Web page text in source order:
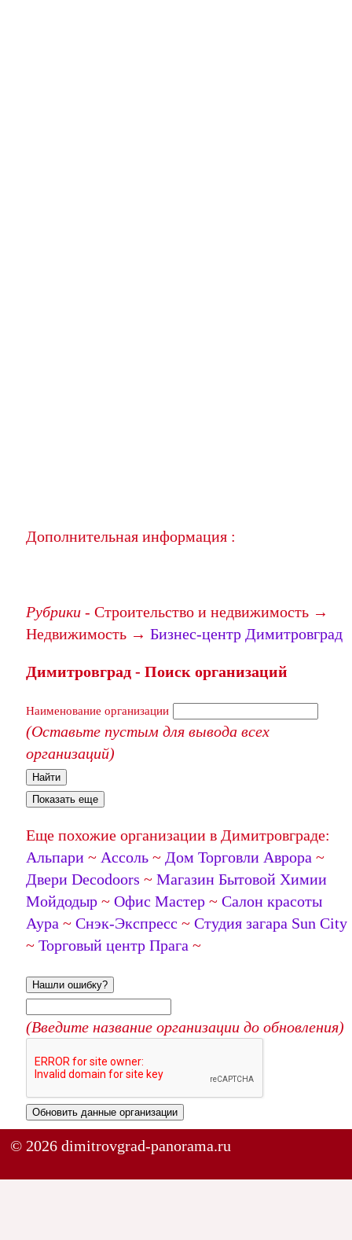
Дополнительная информация :
Рубрики - Строительство и недвижимость →
Недвижимость →Бизнес-центр Димитровград
Димитровград - Поиск организаций
Наименование организации
(Оставьте пустым для вывода всех
организаций)
Найти
Показать еще
Еще похожие организации в Димитровграде:
Альпари ~ Ассоль ~ Дом Торговли Аврора ~
Двери Decodoors ~Магазин Бытовой Химии
Мойдодыр ~Офис Мастер ~Салон красоты
Аура ~Снэк-Экспресс ~Студия загара Sun City
~Торговый центр Прага ~
Нашли ошибку?
(Введите название организации до обновления)
Обновить данные организации
© 2026 dimitrovgrad-panorama.ru